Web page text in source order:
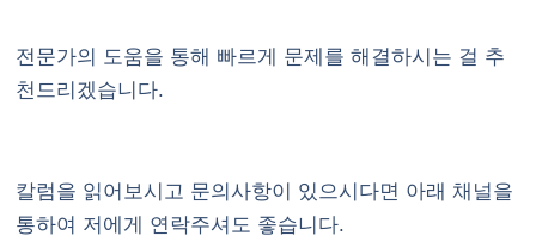
전문가의 도움을 통해 빠르게 문제를 해결하시는 걸 추
천드리겠습니다.
칼럼을 읽어보시고 문의사항이 있으시다면 아래 채널을
통하여 저에게 연락주셔도 좋습니다.